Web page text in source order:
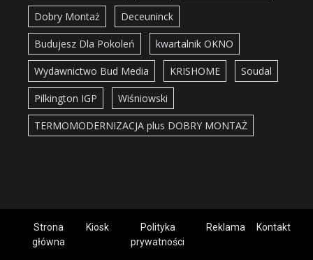
Dobry Montaż Deceuninck
Budujesz Dla Pokoleń kwartalnik OKNO
Wydawnictwo Bud Media KRISHOME Soudal
Pilkington IGP Wiśniowski
TERMOMODERNIZACJA plus DOBRY MONTAŻ
Strona
główna
Kiosk
Polityka
prywatności
Reklama Kontakt